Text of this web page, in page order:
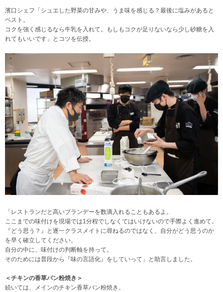
濱口シェフ「シュエした野菜の甘みや、うま味を感じる？最後に塩みがあると
ベスト。
コクを強く感じるなら牛乳を入れて。もしもコクが足りないなら少し砂糖を入
れてもいいです」とコツを伝授。
「レストランだと高いブランデーを数滴入れることもあるよ。
ここまでの味付けを現場では1分程でしなくてはいけないので手際よく進めて。
『どう思う？』と逐一クラスメイトに尋ねるのではなく、自分がどう思うのか
を早く確立してください。
自分の中に、味付けの判断軸を持って。
そのためには普段から『味の言語化』をしていって」と助言しました。
＜チキンの香草パン粉焼き＞
続いては、メインのチキン香草パン粉焼き。